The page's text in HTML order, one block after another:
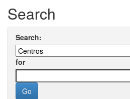
Search
Search:
for